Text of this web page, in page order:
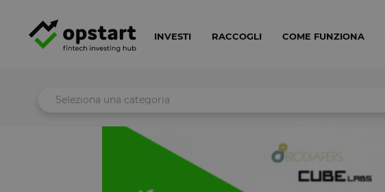
INVESTI RACCOGLI COME FUNZIONA
Seleziona una categoria